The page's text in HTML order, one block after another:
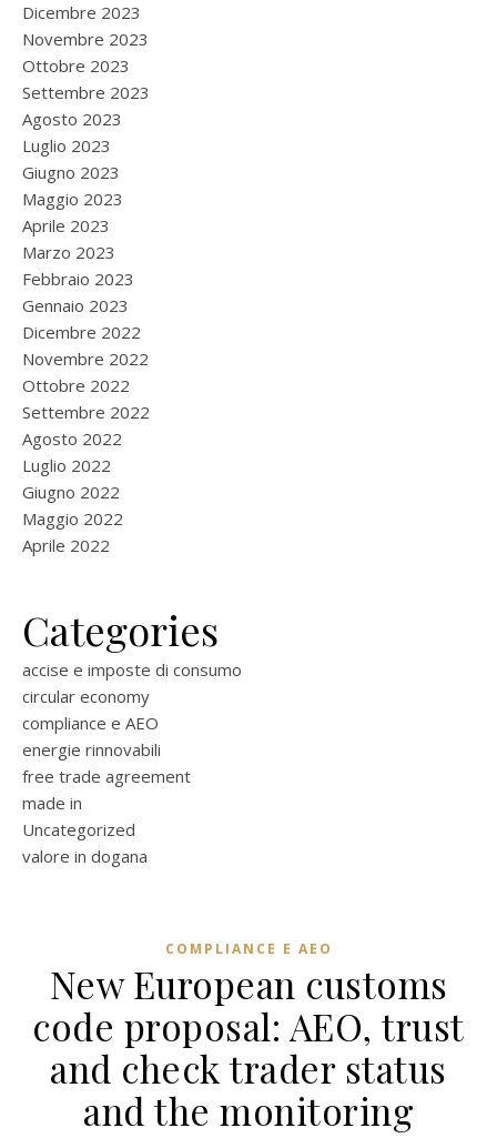
Dicembre 2023
Novembre 2023
Ottobre 2023
Settembre 2023
Agosto 2023
Luglio 2023
Giugno 2023
Maggio 2023
Aprile 2023
Marzo 2023
Febbraio 2023
Gennaio 2023
Dicembre 2022
Novembre 2022
Ottobre 2022
Settembre 2022
Agosto 2022
Luglio 2022
Giugno 2022
Maggio 2022
Aprile 2022
Categories
accise e imposte di consumo
circular economy
compliance e AEO
energie rinnovabili
free trade agreement
made in
Uncategorized
valore in dogana
COMPLIANCE E AEO
New European customs
code proposal: AEO, trust
and check trader status
and the monitoring